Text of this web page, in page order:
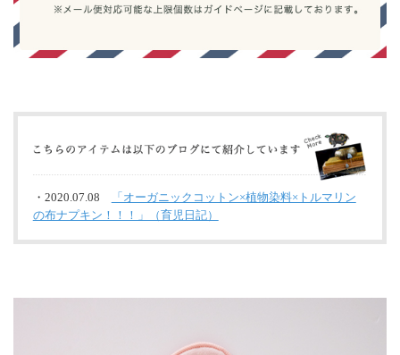
・2020.07.08
「オーガニックコットン×植物染料×トルマリン
の布ナプキン！！！」（育児日記）